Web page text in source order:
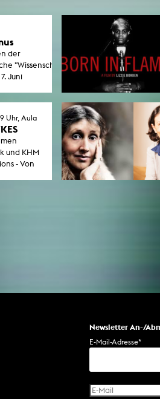
der
"Wissenschaft
Juni
Uhr, Aula
und KHM
- Von
Newsletter An-/
E-Mail-Adresse*